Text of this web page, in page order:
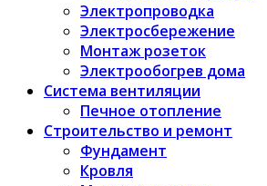
Электропроводка
Электросбережение
Монтаж розеток
Электрообогрев дома
Система вентиляции
Печное отопление
Строительство и ремонт
Фундамент
Кровля